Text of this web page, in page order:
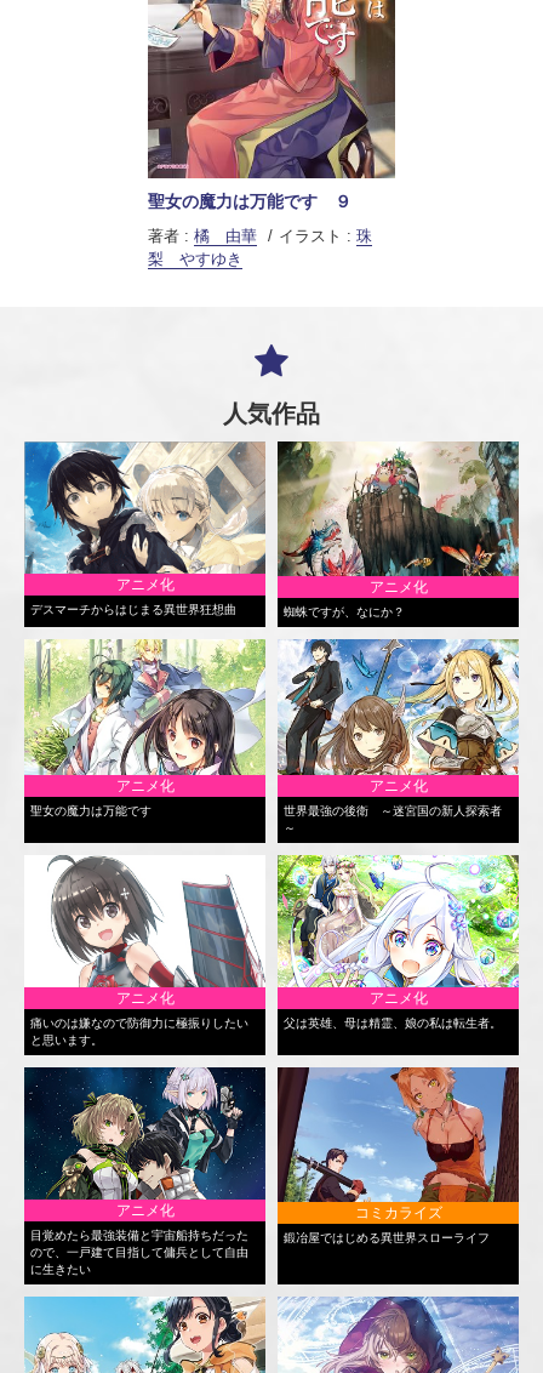
聖女の魔力は万能です ９
著者 : 橘 由華 イラスト : 珠
梨 やすゆき
人気作品
アニメ化
デスマーチからはじまる異世界狂想曲
アニメ化
蜘蛛ですが、なにか？
アニメ化
聖女の魔力は万能です
アニメ化
世界最強の後衛 ～迷宮国の新人探索者
～
アニメ化
痛いのは嫌なので防御力に極振りしたい
と思います。
アニメ化
父は英雄、母は精霊、娘の私は転生者。
アニメ化
目覚めたら最強装備と宇宙船持ちだった
ので、一戸建て目指して傭兵として自由
に生きたい
コミカライズ
鍛冶屋ではじめる異世界スローライフ